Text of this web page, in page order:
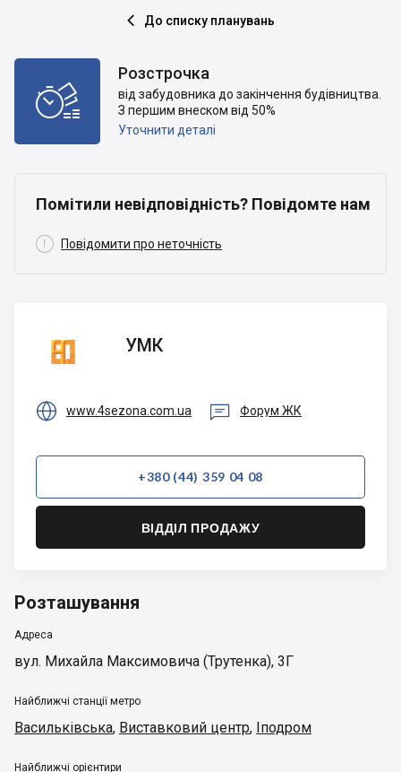
 До списку планувань

Розстрочка
від забудовника до закінчення будівництва.
З першим внеском від 50%
Уточнити деталі
Помітили невідповідність? Повідомте нам
 Повідомити про неточність
УМК
 www.4sezona.com.ua  Форум ЖК
+380 (44) 359 04 08
ВІДДІЛ ПРОДАЖУ
Розташування
Адреса
вул. Михайла Максимовича (Трутенка), 3Г
Найближчі станції метро
Васильківська, Виставковий центр, Іподром
Найближчі орієнтири